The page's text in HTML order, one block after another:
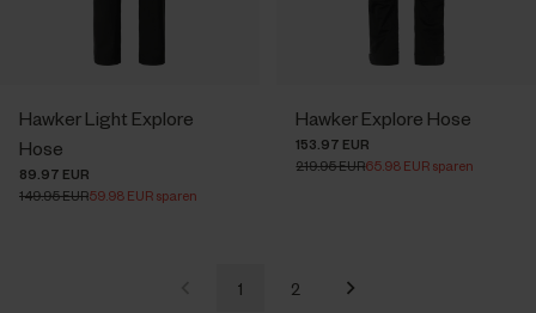
Hawker Light Explore
Hose
89.97 EUR
149.95 EUR59.98 EUR sparen
Hawker Explore Hose
153.97 EUR
219.95 EUR65.98 EUR sparen
1 2